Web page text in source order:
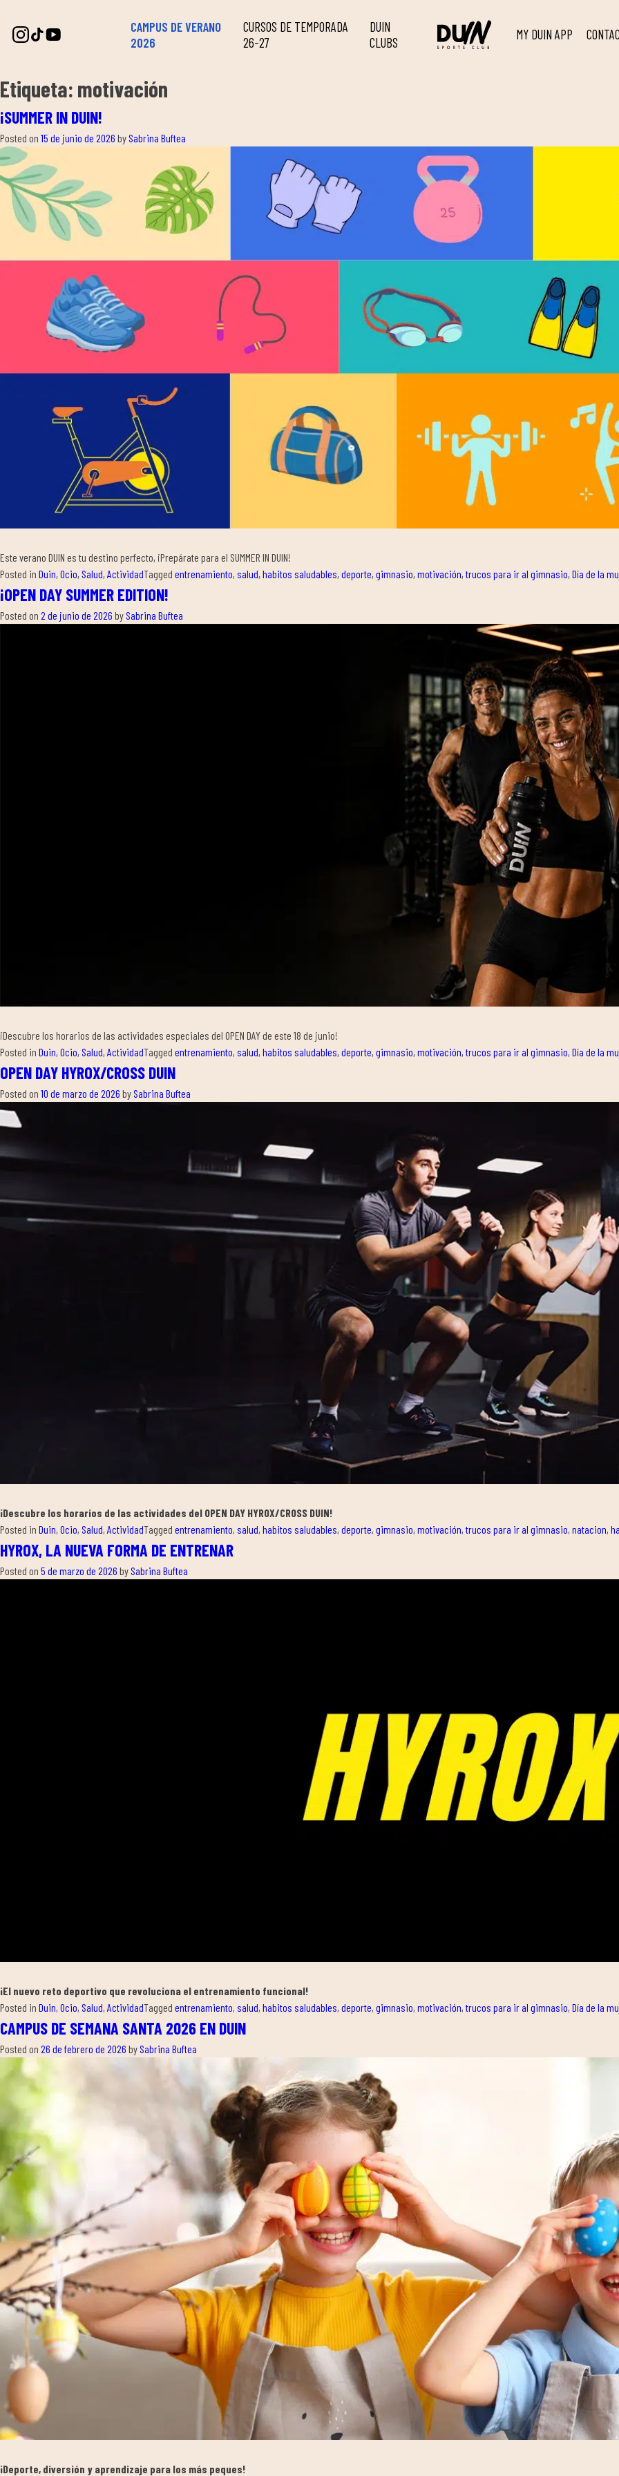
CAMPUS DE VERANO
2026
CURSOS DE TEMPORADA
26-27
DUIN
CLUBS
MY DUIN APP
Etiqueta: motivación
¡SUMMER IN DUIN!
Posted on 15 de junio de 2026 bySabrina Buftea
Este verano DUIN es tu destino perfecto, ¡Prepárate para el SUMMER IN DUIN!
Posted in Duin, Ocio, Salud, ActividadTagged entrenamiento, salud, habitos saludables, deporte, gimnasio, motivación, trucos para ir al gimnasio, Día de la
¡OPEN DAY SUMMER EDITION!
Posted on 2 de junio de 2026 bySabrina Buftea
¡Descubre los horarios de las actividades especiales del OPEN DAY de este 18 de junio!
Posted in Duin, Ocio, Salud, ActividadTagged entrenamiento, salud, habitos saludables, deporte, gimnasio, motivación, trucos para ir al gimnasio, Día de la
OPEN DAY HYROX/CROSS DUIN
Posted on 10 de marzo de 2026 bySabrina Buftea
¡Descubre los horarios de las actividades del OPEN DAY HYROX/CROSS DUIN!
Posted in Duin, Ocio, Salud, ActividadTagged entrenamiento, salud, habitos saludables, deporte, gimnasio, motivación, trucos para ir al gimnasio, natacion,
HYROX, LA NUEVA FORMA DE ENTRENAR
Posted on 5 de marzo de 2026 bySabrina Buftea
¡El nuevo reto deportivo que revoluciona el entrenamiento funcional!
Posted in Duin, Ocio, Salud, ActividadTagged entrenamiento, salud, habitos saludables, deporte, gimnasio, motivación, trucos para ir al gimnasio, Día de la
CAMPUS DE SEMANA SANTA 2026 EN DUIN
Posted on 26 de febrero de 2026 bySabrina Buftea
¡Deporte, diversión y aprendizaje para los más peques!